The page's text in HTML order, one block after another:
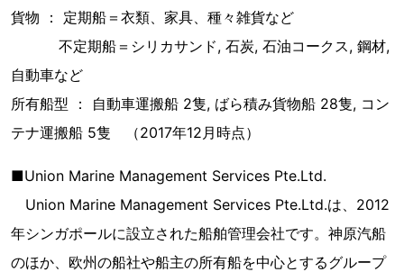
貨物 ： 定期船＝衣類、家具、種々雑貨など
不定期船＝シリカサンド, 石炭, 石油コークス, 鋼材,
自動車など
所有船型 ： 自動車運搬船 2隻, ばら積み貨物船 28隻, コン
テナ運搬船 5隻 （2017年12月時点）
■Union Marine Management Services Pte.Ltd.
Union Marine Management Services Pte.Ltd.は、2012
年シンガポールに設立された船舶管理会社です。神原汽船
のほか、欧州の船社や船主の所有船を中心とするグループ